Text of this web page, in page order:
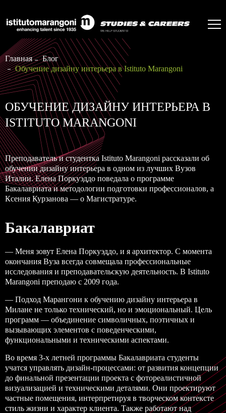
Главная
Блог
Обучение дизайну интерьера в Istituto Marangoni
ОБУЧЕНИЕ ДИЗАЙНУ ИНТЕРЬЕРА В
ISTITUTO MARANGONI
Преподаватель и студентка Istituto Marangoni рассказали об
обучении дизайну интерьера в одном из лучших Вузов
Италии. Елена Поркуэддо поведала о программе
Бакалавриата и методологии подготовки профессионалов, а
Ксения Курзанова — о Магистратуре.
Бакалавриат
— Меня зовут Елена Поркуэддо, и я архитектор. С момента
окончания Вуза всегда совмещала профессиональные
исследования и преподавательскую деятельность. В Istituto
Marangoni преподаю с 2009 года.
— Подход Марангони к обучению дизайну интерьера в
Милане не только технический, но и эмоциональный. Цель
программ — объединение символичных, поэтичных и
вызывающих элементов с поведенческими,
функциональными и техническими аспектами.
Во время 3-х летней программы Бакалавриата студенты
учатся управлять дизайн-процессами: от развития концепции
до финальной презентации проекта с фотореалистичной
визуализацией и техническими деталями. Они проектируют
частные помещения, интерпретируя в творческом контексте
стиль жизни и характер клиента. Также работают над